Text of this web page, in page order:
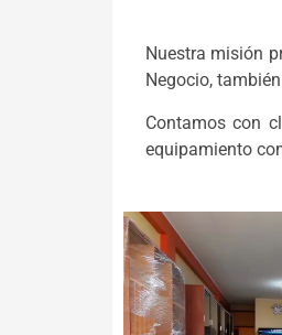
Nuestra misión
Negocio,
Contamos con
equipamiento